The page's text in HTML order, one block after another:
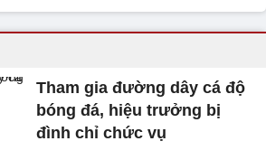
Tham gia đường dây cá độ
bóng đá, hiệu trưởng bị
đình chỉ chức vụ